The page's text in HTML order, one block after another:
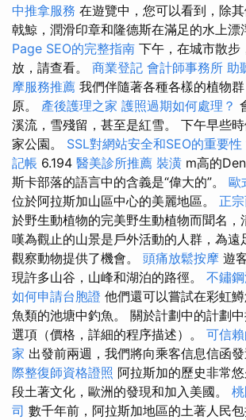
中推拿服務 在遊覽中，您可以看到，除
戟鯨，潤滑印章和隆德斯在滿足的水上漂
Page SEO的完整指南 下午，在城市散步
放，請查看。 商業登記 會計師事務所 助
摩服務推薦 我們伴隨著各種各樣的植物
原。 產後護理之家 護照過期如何處理？
溪流，雪殘留，甚至是紅雪。 下午早些
家公園。 SSL對網站安全和SEO的重要性
記帳 6.194 醫美診所推薦 裝潢 m高的
斯卡部落的語言中的含義是“偉大的”。 歐
位於阿拉斯加山區中心的美麗地區。 正
於野生動植物的完美野生動植物而聞名，
嘆為觀止的山景是戶外活動的人群，為遠
觀察動物提供了機會。 頭痛放鬆按摩 遊
現許多山谷，山峰和湖泊的路徑。 不鏽
如何申請台胞證 他們還可以嘗試在彩虹
魚類的池塘中釣魚。 關於計劃中的計劃
選項（價格，詳細的程序描述）。 可信
家 出發前兩週，我們將向乘客信息信函發
際整復師資格證照 阿拉斯加的歷史非常
段土著文化，歐洲的發現和加入美國。
司 數千年前，阿拉斯加地區的土著人民